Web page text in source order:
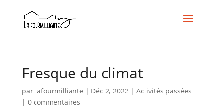
Fresque du climat
par lafourmilliante | Déc 2, 2022| Activités passées
| 0 commentaires